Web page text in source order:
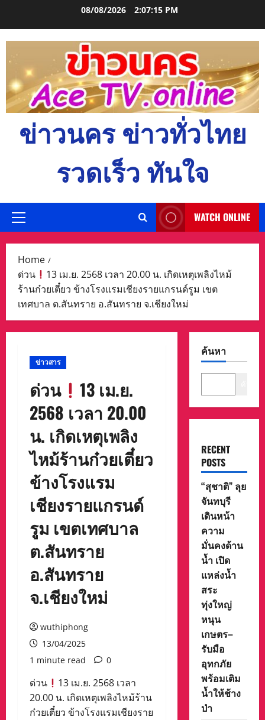
08/08/2026 2:07:16 PM
ข่าวนคร ข่าวทั่วไทย
รวดเร็ว ทันใจ
Primary
WATCH ONLINE
Home
ด่วน
13 เม.ย. 2568 เวลา 20.00 น. เกิดเหตุเพลิงไหม้
ร้านก๋วยเตี๋ยว ข้างโรงแรมเชียงรายแกรนด์รูม เขต
เทศบาล ต.สันทราย อ.สันทราย จ.เชียงใหม่
ข่าวสาร
ด่วน
13 เม.ย.
2568 เวลา 20.00
น. เกิดเหตุเพลิง
ไหม้ร้านก๋วยเตี๋ยว
ข้างโรงแรม
เชียงรายแกรนด์
รูม เขตเทศบาล
ต.สันทราย
อ.สันทราย
จ.เชียงใหม่
wuthiphong
13/04/2025
1 minute read
0
ด่วน
13 เม.ย. 2568 เวลา
20.00 น. เกิดเหตุเพลิงไหม้ร้าน
ก๋วยเตี๋ยว ข้างโรงแรมเชียงราย
ค้นหา
RECENT
POSTS
“สุชาติ” ลุย
จันทบุรี
เดินหน้า
ความ
มั่นคงด้าน
น้ำ เปิด
แหล่งน้ำ
สระ
ทุ่งใหญ่
หนุน
เกษตร–
รับมือ
อุทกภัย
พร้อมเติม
น้ำให้ช้าง
ป่า